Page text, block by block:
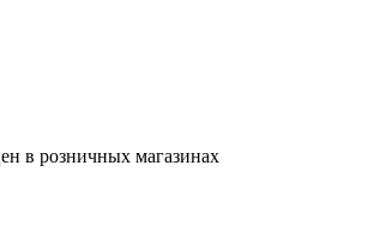
в розничных магазинах